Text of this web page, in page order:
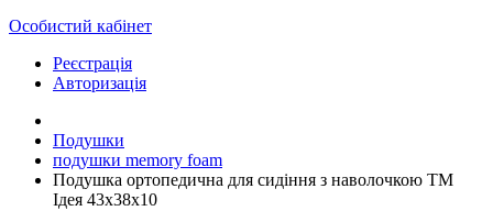
Особистий кабінет
Реєстрація
Авторизація
Подушки
подушки memory foam
Подушка ортопедична для сидіння з наволочкою ТМ
Ідея 43х38х10